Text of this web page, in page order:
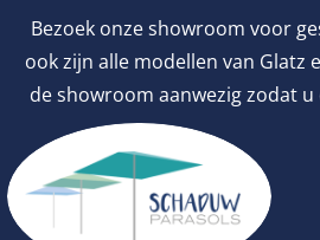
Bezoek onze showroom voor
ook zijn alle modellen van Glatz
de showroom aanwezig zodat
inhoud